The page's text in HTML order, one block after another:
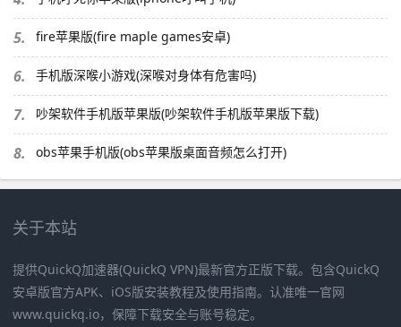
5. fire苹果版(fire maple games安卓)
6. 手机版深喉小游戏(深喉对身体有危害吗)
7. 吵架软件手机版苹果版(吵架软件手机版苹果版下载)
8. obs苹果手机版(obs苹果版桌面音频怎么打开)
关于本站
提供QuickQ加速器(QuickQ VPN)最新官方正版下载。包含QuickQ
安卓版官方APK、iOS版安装教程及使用指南。认准唯一官网
www.quickq.io，保障下载安全与账号稳定。